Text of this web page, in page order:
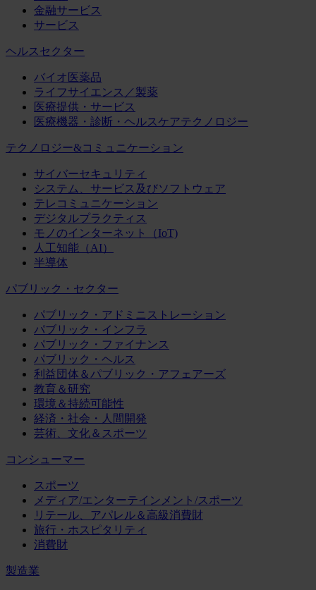
金融サービス
サービス
ヘルスセクター
バイオ医薬品
ライフサイエンス／製薬
医療提供・サービス
医療機器・診断・ヘルスケアテクノロジー
テクノロジー&コミュニケーション
サイバーセキュリティ
システム、サービス及びソフトウェア
テレコミュニケーション
デジタルプラクティス
モノのインターネット（IoT)
人工知能（AI）
半導体
パブリック・セクター
パブリック・アドミニストレーション
パブリック・インフラ
パブリック・ファイナンス
パブリック・ヘルス
利益団体＆パブリック・アフェアーズ
教育＆研究
環境＆持続可能性
経済・社会・人間開発
芸術、文化＆スポーツ
コンシューマー
スポーツ
メディア/エンターテインメント/スポーツ
リテール、アパレル＆高級消費財
旅行・ホスピタリティ
消費財
製造業